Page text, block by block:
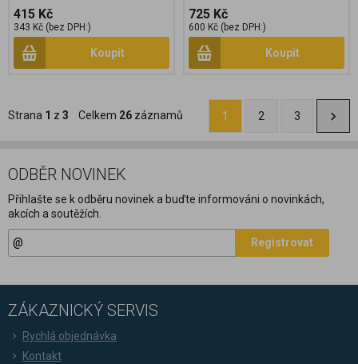
415 Kč
343 Kč (bez DPH:)
Koupit
725 Kč
600 Kč (bez DPH:)
Koupit
Strana 1 z 3 Celkem 26 záznamů 1 2 3
ODBĚR NOVINEK
Přihlašte se k odběru novinek a buďte informováni o novinkách,
akcích a soutěžích.
Registrovat
ZÁKAZNICKÝ SERVIS
Rychlá objednávka
Kontakt